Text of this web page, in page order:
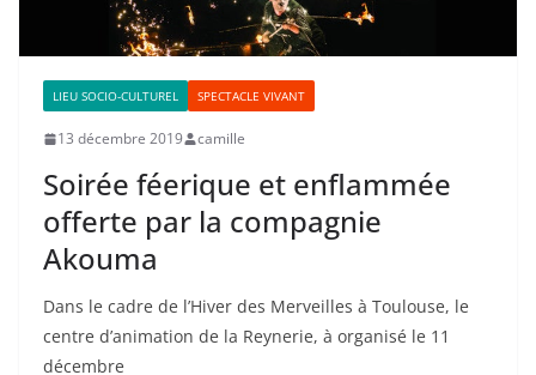
LIEU SOCIO-CULTUREL SPECTACLE VIVANT
13 décembre 2019 camille
Soirée féerique et enflammée
offerte par la compagnie
Akouma
Dans le cadre de l’Hiver des Merveilles à Toulouse, le
centre d’animation de la Reynerie, à organisé le 11
décembre